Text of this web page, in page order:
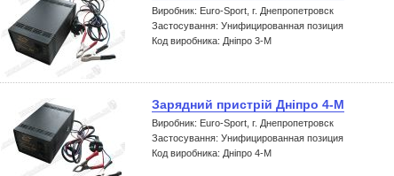
Виробник: Euro-Sport, г. Днепропетровск
Застосування: Унифицированная позиция
Код виробника: Дніпро 3-М
Зарядний пристрій Дніпро 4-М
Виробник: Euro-Sport, г. Днепропетровск
Застосування: Унифицированная позиция
Код виробника: Дніпро 4-М